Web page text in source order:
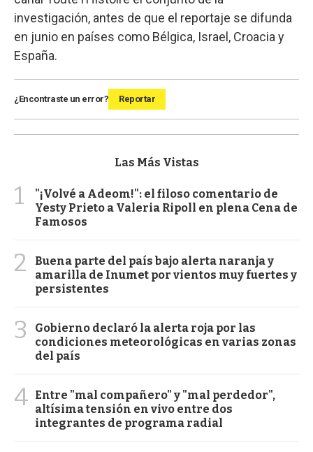
investigación, antes de que el reportaje se difunda
en junio en países como Bélgica, Israel, Croacia y
España.
¿Encontraste un error? Reportar
Las Más Vistas
1
"¡Volvé a Adeom!": el filoso comentario de
Yesty Prieto a Valeria Ripoll en plena Cena de
Famosos
2
Buena parte del país bajo alerta naranja y
amarilla de Inumet por vientos muy fuertes y
persistentes
3
Gobierno declaró la alerta roja por las
condiciones meteorológicas en varias zonas
del país
4 Entre "mal compañero" y "mal perdedor",
altísima tensión en vivo entre dos
integrantes de programa radial